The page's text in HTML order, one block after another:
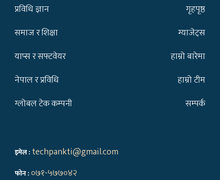
प्रविधि ज्ञान
समाज र शिक्षा
याप्स र सफ्टवेयर
नेपाल र प्रविधि
ग्लोबल टेक कम्पनी
गृहपृष्ठ
ग्याजेट्स
हाम्रो बारेमा
हाम्रो टीम
सम्पर्क
इमेल : techpankti@gmail.com
फोन : ०७१-५७७०४२